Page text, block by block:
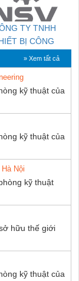
TY TNHH
BỊ CÔNG
NIHON
VIỆT
» Xem tất cả
kỹ thuật của
kỹ thuật của
Nội
kỹ thuật
hữu thế giới
kỹ thuật của